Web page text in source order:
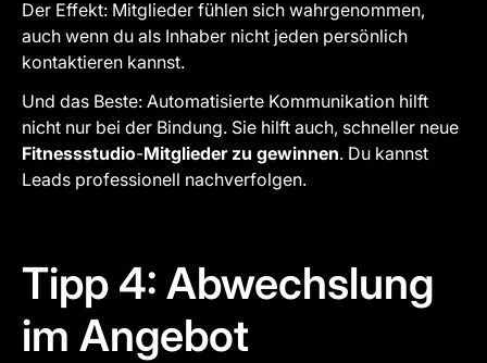
Der Effekt: Mitglieder fühlen sich wahrgenommen,
auch wenn du als Inhaber nicht jeden persönlich
kontaktieren kannst.
Und das Beste: Automatisierte Kommunikation hilft
nicht nur bei der Bindung. Sie hilft auch, schneller neue
Fitnessstudio-Mitglieder zu gewinnen. Du kannst
Leads professionell nachverfolgen.
Tipp 4: Abwechslung
im Angebot